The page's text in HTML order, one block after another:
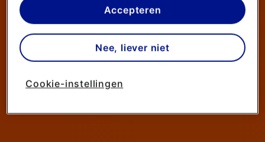
plaatsen we alleen strikt noodzakelijke cookies om
de website goed te laten werken. Dat betekent
dat we geen vormen van personalisatie
toepassen.
cookies worden geplaatst. Je kan je keuze altijd
privacy beleidlees je meer over hoe we omgaan
Accepteren
Nee, liever niet
Cookie-instellingen